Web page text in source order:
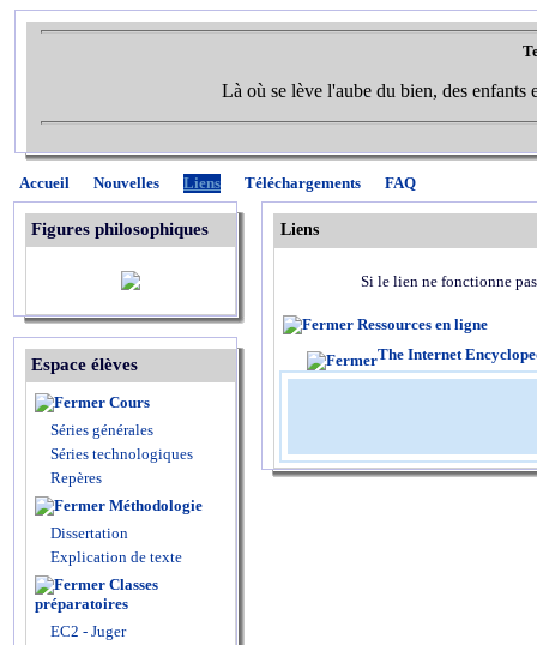
Là où se lève l'aube du bien, des enfants
Accueil Nouvelles Liens Téléchargements FAQ
Figures philosophiques
Espace élèves
Cours
Séries générales
Séries technologiques
Repères
Méthodologie
Dissertation
Explication de texte
Classes
préparatoires
EC2 - Juger
Liens
Si le lien ne fonctionne
Ressources en ligne
The Internet